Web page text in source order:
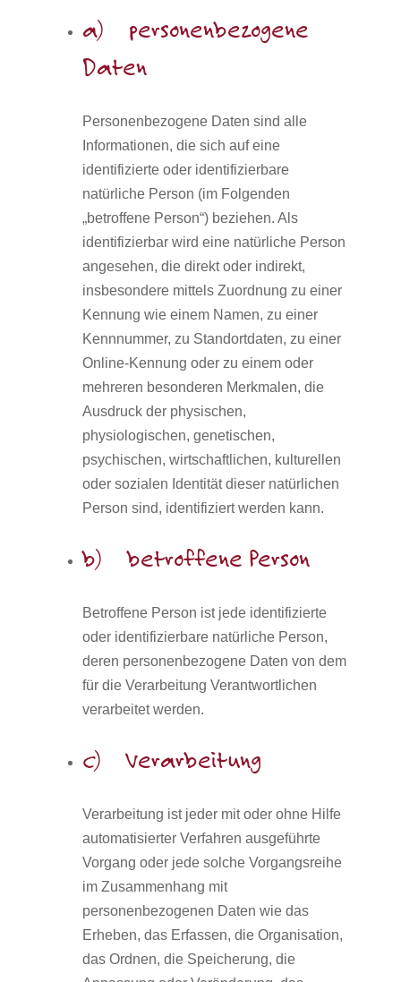
a) personenbezogene
Daten
Personenbezogene Daten sind alle
Informationen, die sich auf eine
identifizierte oder identifizierbare
natürliche Person (im Folgenden
„betroffene Person“) beziehen. Als
identifizierbar wird eine natürliche Person
angesehen, die direkt oder indirekt,
insbesondere mittels Zuordnung zu einer
Kennung wie einem Namen, zu einer
Kennnummer, zu Standortdaten, zu einer
Online-Kennung oder zu einem oder
mehreren besonderen Merkmalen, die
Ausdruck der physischen,
physiologischen, genetischen,
psychischen, wirtschaftlichen, kulturellen
oder sozialen Identität dieser natürlichen
Person sind, identifiziert werden kann.
b) betroffene Person
Betroffene Person ist jede identifizierte
oder identifizierbare natürliche Person,
deren personenbezogene Daten von dem
für die Verarbeitung Verantwortlichen
verarbeitet werden.
c) Verarbeitung
Verarbeitung ist jeder mit oder ohne Hilfe
automatisierter Verfahren ausgeführte
Vorgang oder jede solche Vorgangsreihe
im Zusammenhang mit
personenbezogenen Daten wie das
Erheben, das Erfassen, die Organisation,
das Ordnen, die Speicherung, die